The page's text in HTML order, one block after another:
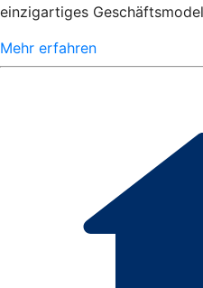
einzigartiges
Mehr erfahren